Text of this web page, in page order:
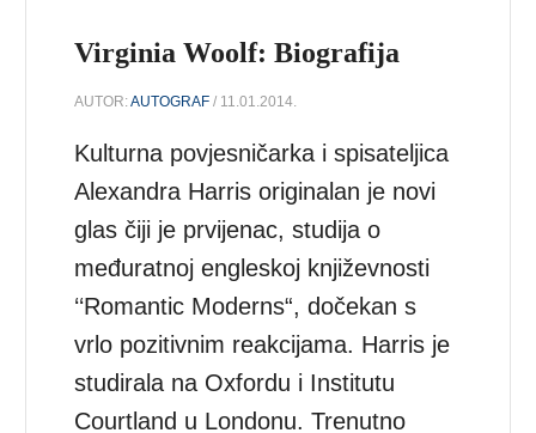
Virginia Woolf: Biografija
AUTOR:AUTOGRAF / 11.01.2014.
Kulturna povjesničarka i spisateljica
Alexandra Harris originalan je novi
glas čiji je prvijenac, studija o
međuratnoj engleskoj književnosti
‘‘Romantic Moderns“, dočekan s
vrlo pozitivnim reakcijama. Harris je
studirala na Oxfordu i Institutu
Courtland u Londonu. Trenutno